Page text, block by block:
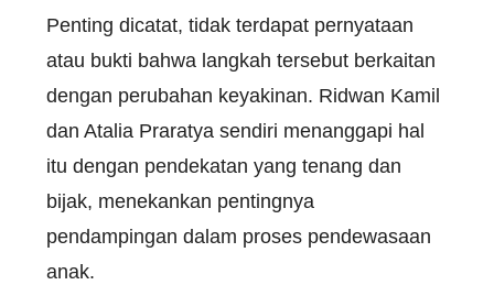
Penting dicatat, tidak terdapat pernyataan
atau bukti bahwa langkah tersebut berkaitan
dengan perubahan keyakinan. Ridwan Kamil
dan Atalia Praratya sendiri menanggapi hal
itu dengan pendekatan yang tenang dan
bijak, menekankan pentingnya
pendampingan dalam proses pendewasaan
anak.